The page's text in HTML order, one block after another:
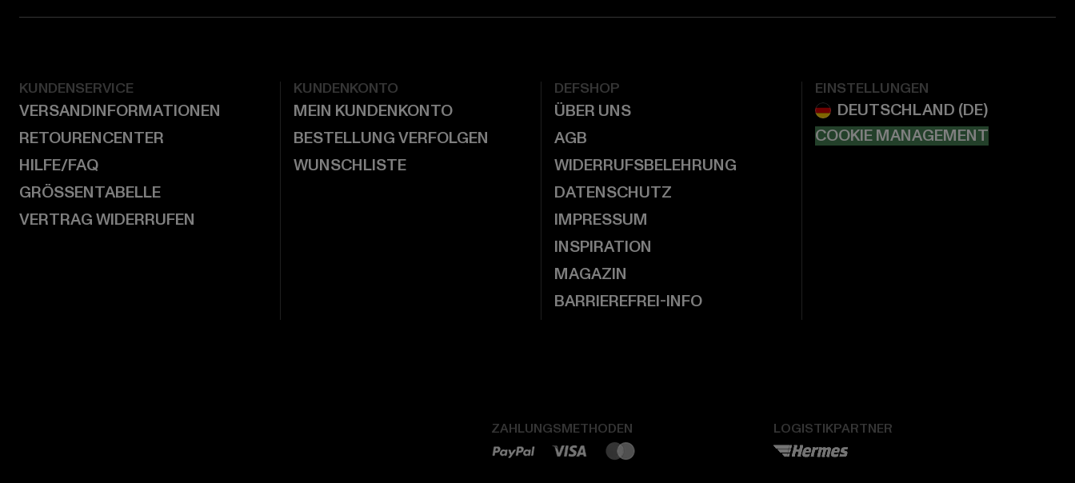
KUNDENSERVICE
VERSANDINFORMATIONEN
RETOURENCENTER
HILFE/FAQ
GRÖSSENTABELLE
VERTRAG WIDERRUFEN
KUNDENKONTO
MEIN KUNDENKONTO
BESTELLUNG VERFOLGEN
WUNSCHLISTE
DEFSHOP
ÜBER UNS
AGB
WIDERRUFSBELEHRUNG
DATENSCHUTZ
IMPRESSUM
INSPIRATION
MAGAZIN
BARRIEREFREI-INFO
EINSTELLUNGEN
COOKIE MANAGEMENT
ZAHLUNGSMETHODEN LOGISTIKPARTNER